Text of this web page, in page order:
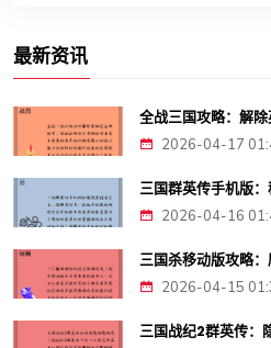
最新资讯
全战三国攻略：解
2026-04-17
三国群英传手机版
2026-04-16
三国杀移动版攻略
2026-04-15
三国战纪2群英传：